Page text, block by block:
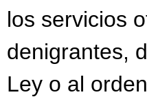
los servicios
denigrantes,
Ley o al